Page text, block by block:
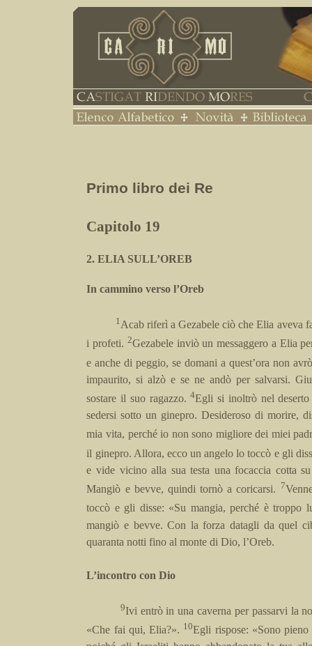
Primo libro dei Re
Capitolo 19
2. ELIA SULL’OREB
In cammino verso l’Oreb
1Acab riferì a Gezabele ciò che Elia aveva
i profeti. 2Gezabele inviò un messaggero a Elia
e anche di peggio, se domani a quest’ora non
impaurito, si alzò e se ne andò per salvarsi.
sostare il suo ragazzo.4Egli si inoltrò nel
sedersi sotto un ginepro. Desideroso di morire,
mia vita, perché io non sono migliore dei miei
il ginepro. Allora, ecco un angelo lo toccò e gli
e vide vicino alla sua testa una focaccia cotta
Mangiò e bevve, quindi tornò a coricarsi. 7
toccò e gli disse: «Su mangia, perché è troppo
mangiò e bevve. Con la forza datagli da quel
quaranta notti fino al monte di Dio, l’Oreb.
L’incontro con Dio
9Ivi entrò in una caverna per passarvi la
«Che fai qui, Elia?». 10Egli rispose: «Sono